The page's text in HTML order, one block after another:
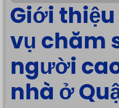
Giới
vụ chăm
người
nhà ở